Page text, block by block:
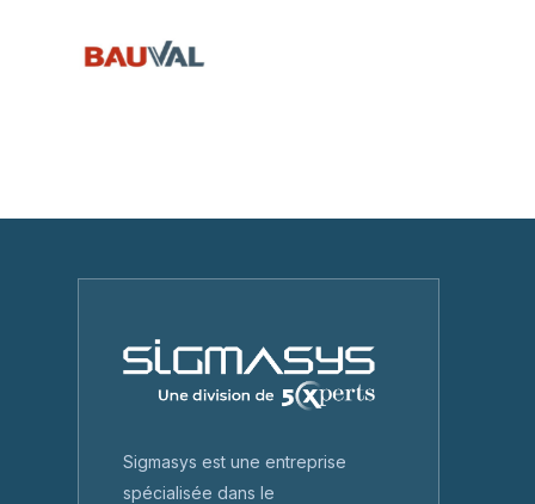
Sigmasys est une entreprise
spécialisée dans le